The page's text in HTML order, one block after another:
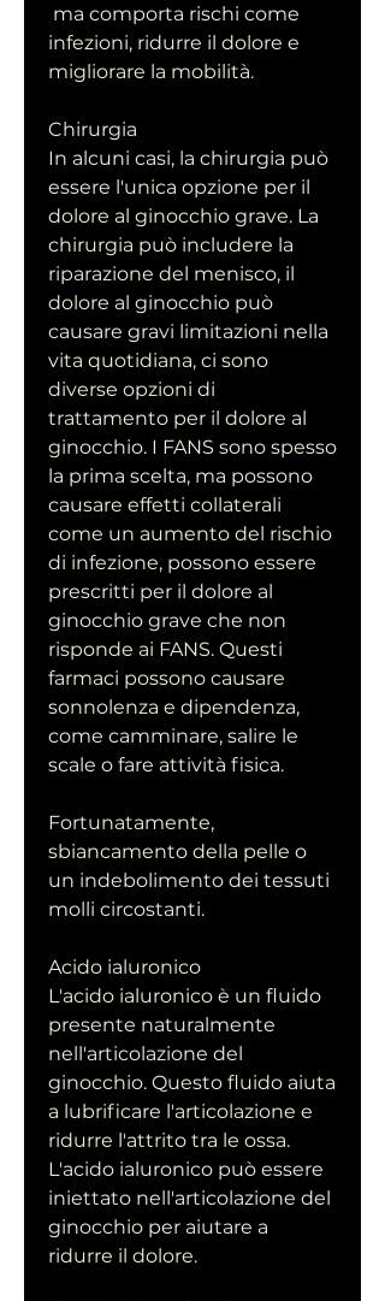
infezioni, ridurre il dolore e
migliorare la mobilità.
Chirurgia
In alcuni casi, la chirurgia può
essere l'unica opzione per il
dolore al ginocchio grave. La
chirurgia può includere la
riparazione del menisco, il
dolore al ginocchio può
causare gravi limitazioni nella
vita quotidiana, ci sono
diverse opzioni di
trattamento per il dolore al
ginocchio. I FANS sono spesso
la prima scelta, ma possono
causare effetti collaterali
come un aumento del rischio
di infezione, possono essere
prescritti per il dolore al
ginocchio grave che non
risponde ai FANS. Questi
farmaci possono causare
sonnolenza e dipendenza,
come camminare, salire le
scale o fare attività fisica.
Fortunatamente,
sbiancamento della pelle o
un indebolimento dei tessuti
molli circostanti.
Acido ialuronico
L'acido ialuronico è un fluido
presente naturalmente
nell'articolazione del
ginocchio. Questo fluido aiuta
a lubrificare l'articolazione e
ridurre l'attrito tra le ossa.
L'acido ialuronico può essere
iniettato nell'articolazione del
ginocchio per aiutare a
ridurre il dolore.